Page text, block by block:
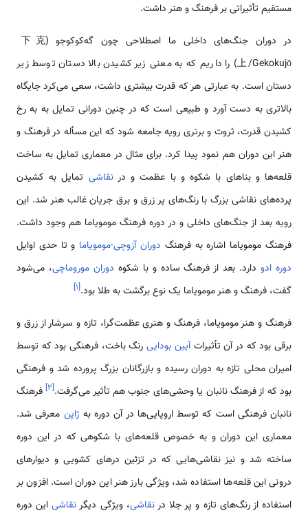
مستقیم تأثیراتی بر فرهنگ و هنر داشت.
در دوران جنگ‌های داخلی ما اصطلاحی چون گه‌کوکوجو (下克
上/Gekokujō) را داریم که به معنی زیر کشیدن بالا دستان توسط زیر
دستان است. به عبارتی هر که قدرت بیشتری داشت، سعی می‌کرد جایگاه
بالاتری به دست آورد و طبیعی است که در چنین دورانی تمایل به به رخ
کشیدن قدرت، ثروت و برتری رویه جامعه شود که این مسأله در فرهنگ و
هنر این دوران هم نمود پیدا کرد. برای مثال در معماری تمایل به ساخت
قلعه‌ها و بناهای با شکوه و با عظمت و درنقاشی تمایل به کشیدن
پرده‌های نقاشی بزرگ با رنگ‌های پر زرق و برق جریان غالب هنر شد. این
رویه بعد از جنگ‌های داخلی و در دوره فرهنگ مومویاما هم وجود داشت.
فرهنگ مومویاما اشاره به فرهنگ دوران آزوچی-مومویاما و تا حدی اوایل
دوره ادودارد. بعد از فرهنگ ساده و با شکوه دوران موروماچی، می‌شود
گفت، فرهنگ و هنر مومویاما یک نوع برگشت به طلا بود.[۱]
فرهنگ و هنر مومویاما، فرهنگ و هنری عظمت‌گرا، تازه و سرشار از زرق و
برقی بود که در آن تأثیراتآیین بوداییرنگ باخت، فرهنگی بود که توسط
امیران محلی تازه به دوران رسیده و بازرگانان بزرگ پرورده شد و فرهنگی
بود که از فرهنگ نانبان یا وحشی‌های جنوب هم تأثیر می‌گرفت.[۲]فرهنگ
نانبان فرهنگی است که توسط اروپایی‌ها در آن دوره به ژاپن معرفی شد.
معماری این دوران و به خصوص قلعه‌های با شکوهی که در این دوره
ساخته شد و نیز نقاشی‌هایی که در تزئین درهای کشویی و دیوارهای
درونی این قلعه‌ها استفاده شد، ویژگی بارز هنر این دوران است. افزون بر
استفاده از رنگ‌های تازه و پر جلا درنقاشی، ویژگی دیگرنقاشیاین دوره